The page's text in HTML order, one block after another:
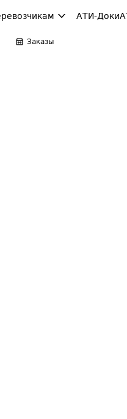
АТИ-Доки
Заказы